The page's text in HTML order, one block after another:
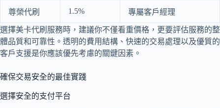
尊榮代刷 1.5% 專屬客戶經理
選擇美卡代刷服務時，建議你不僅看重價格，更要評估服務的整
體品質和可靠性。透明的費用結構、快速的交易處理以及優質的
客戶支援是你應該優先考慮的關鍵因素。
確保交易安全的最佳實踐
選擇安全的支付平台